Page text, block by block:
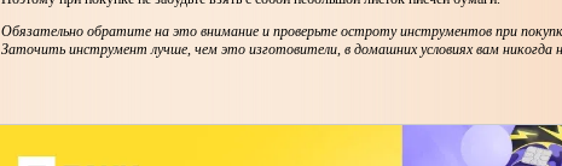
Обязательно обратите на это внимание и проверьте остроту инструментов при
Заточить инструмент лучше, чем это изготовители, в домашних условиях вам никогда